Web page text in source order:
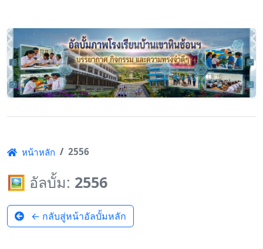
หน้าหลัก 2556
🖼️ อัลบั้ม: 2556
← กลับสู่หน้าอัลบั้มหลัก